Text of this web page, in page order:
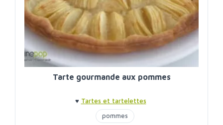
Tarte gourmande aux pommes
♥ Tartes et tartelettes
pommes